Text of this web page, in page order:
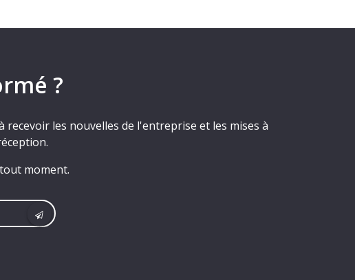
?
les nouvelles de l'entreprise et les mises à
moment.